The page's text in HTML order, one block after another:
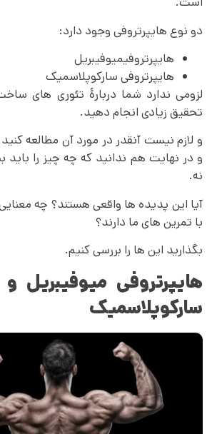
دو نوع هایپرتروفی وجود دارد:
هایپرتروفیمیوفیبریل
هایپرتروفی سارکوپلاسمیک
لزومی ندارد شما دربارۀ تئوری های
تحقیق زیادی انجام دهید.
و لازم نیست آنقدر در مورد آن مطالعه
و در نهایت هم ندانید که چه چیز را باید
نه.
آیا این پدیده ها واقعی هستند؟ چه
با تمرین های ما دارند؟
بگذارید این ها را بررسی کنیم.
هایپرتروفی میوفیبریل و
سارکوپلاسمیک